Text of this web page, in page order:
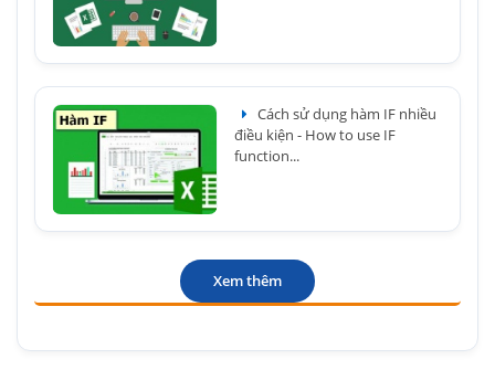
Cách sử dụng hàm IF nhiều
điều kiện - How to use IF
function...
Xem thêm